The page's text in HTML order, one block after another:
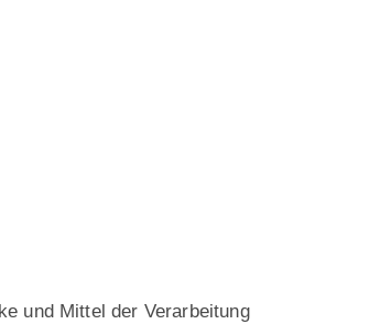
und Mittel der Verarbeitung